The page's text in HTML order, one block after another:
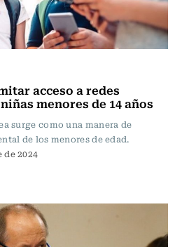
acceso a redes
menores de 14 años
surge como una manera de
de los menores de edad.
de 2024